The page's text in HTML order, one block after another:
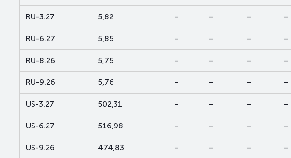
RU-3.27 5,82 – – – –
RU-6.27 5,85 – – – –
RU-8.26 5,75 – – – –
RU-9.26 5,76 – – – –
US-3.27 502,31 – – – –
US-6.27 516,98 – – – –
US-9.26 474,83 – – – –